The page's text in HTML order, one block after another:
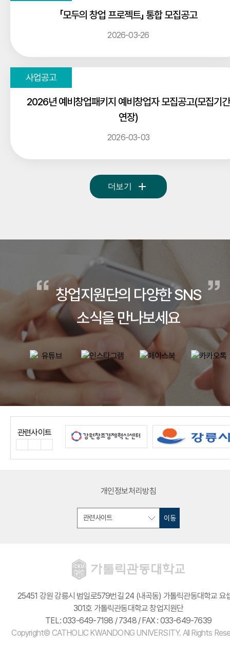
「모두의 창업 프로젝트」 통합 모집공고
2026-03-26
2026년 예비창업패키지 예비창업자 모집공고(모집기간
연장)
2026-03-03
더보기
창업지원단의 다양한 SNS
소식을 만나보세요
관련사이트
개인정보처리방침
이동
25451 강원 강릉시 범일로579번길 24 (내곡동) 가톨릭관동대학교 요
301호 가톨릭관동대학교 창업지원단
TEL: 033-649-7198 / 7348 / FAX : 033-649-7639
Copyright© CATHOLIC KWANDONG UNIVERSITY. All Rights